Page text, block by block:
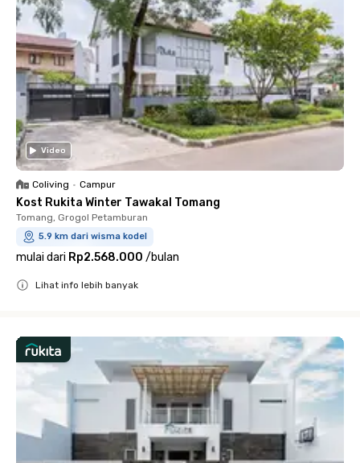
Video
Coliving • Campur
Kost Rukita Winter Tawakal Tomang
Tomang, Grogol Petamburan
5.9 km dari wisma kodel
mulai dari Rp2.568.000 /bulan
Lihat info lebih banyak